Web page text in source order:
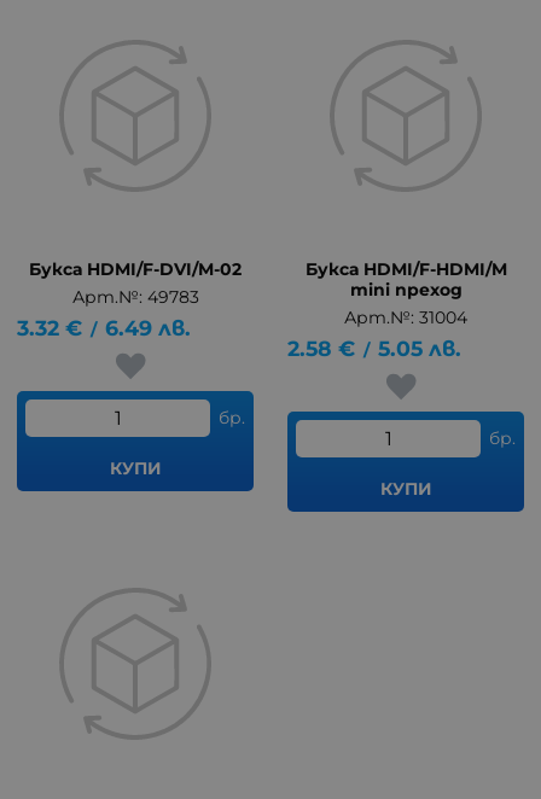
Букса HDMI/F-DVI/M-02
Арт.№: 49783
3.32 € / 6.49 лв.
бр.
КУПИ
Букса HDMI/F-HDMI/M
mini преход
Арт.№: 31004
2.58 € / 5.05 лв.
бр.
КУПИ